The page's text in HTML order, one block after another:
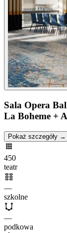
Sala Opera
La Boheme +
Pokaż szczegóły →
450
teatr
—
szkolne
—
podkowa